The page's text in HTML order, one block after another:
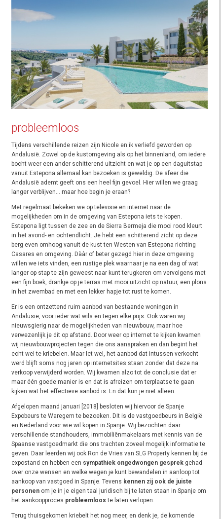
probleemloos
Tijdens verschillende reizen zijn Nicole en ik verliefd geworden op
Andalusië. Zowel op de kustomgeving als op het binnenland, om iedere
bocht weer een ander schitterend uitzicht en wat je op een daguitstap
vanuit Estepona allemaal kan bezoeken is geweldig. De sfeer die
Andalusië ademt geeft ons een heel fijn gevoel. Hier willen we graag
langer verblijven... maar hoe begin je eraan?
Met regelmaat bekeken we op televisie en internet naar de
mogelijkheden om in de omgeving van Estepona iets te kopen.
Estepona ligt tussen de zee en de Sierra Bermeja die mooi rood kleurt
in het avond- en ochtendlicht. Je hebt een schitterend zicht op deze
berg even omhoog vanuit de kust ten Westen van Estepona richting
Casares en omgeving. Dààr of beter gezegd hier in deze omgeving
willen we iets vinden, een rustige plek waarnaar je na een dag of wat
langer op stap te zijn geweest naar kunt terugkeren om vervolgens met
een fijn boek, drankje op je terras met mooi uitzicht op natuur, een plons
in het zwembad en met een lekker hapje tot rust te komen.
Er is een ontzettend ruim aanbod van bestaande woningen in
Andalusië, voor ieder wat wils en tegen elke prijs. Ook waren wij
nieuwsgierig naar de mogelijkheden van nieuwbouw, maar hoe
verwezenlijk je dit op afstand. Door weer op internet te kijken kwamen
wij nieuwbouwprojecten tegen die ons aanspraken en dan begint het
echt wel te kriebelen. Maar let wel, het aanbod dat intussen verkocht
werd blijft soms nog jaren op internetsites staan zonder dat deze na
verkoop verwijderd worden. Wij kwamen alzo tot de conclusie dat er
maar één goede manier is en dat is afreizen om terplaatse te gaan
kijken wat het effectieve aanbod is. En dat kun je niet alleen.
Afgelopen maand januari [2018] besloten wij hiervoor de Spanje
Expobeurs te Waregem te bezoeken. Dit is de vastgoedbeurs in België
en Nederland voor wie wil kopen in Spanje. Wij bezochten daar
verschillende standhouders, immobiliënmakelaars met kennis van de
Spaanse vastgoedmarkt die ons trachten zoveel mogelijk informatie te
geven. Daar leerden wij ook Ron de Vries van SLG Property kennen bij de
expostand en hebben een sympathiek ongedwongen gesprek gehad
over onze wensen en welke wegen je kunt bewandelen in aanloop tot
aankoop van vastgoed in Spanje. Tevens kennen zij ook de juiste
personen om je in je eigen taal juridisch bij te laten staan in Spanje om
het aankoopproces probleemloos te laten verlopen.
Terug thuisgekomen kriebelt het nog meer, en denk je, de komende